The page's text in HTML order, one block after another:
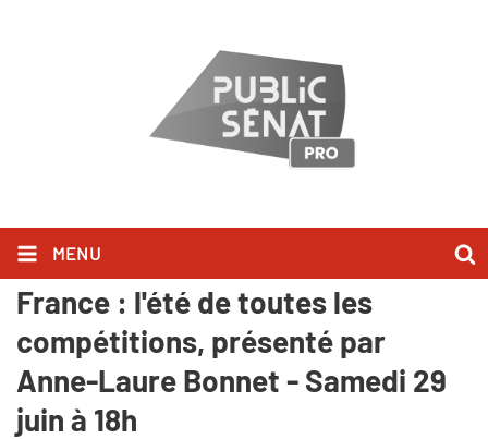
MENU
"Sport, etc." - JO, Euro, Tour de
France : l'été de toutes les
compétitions, présenté par
Anne-Laure Bonnet - Samedi 29
juin à 18h